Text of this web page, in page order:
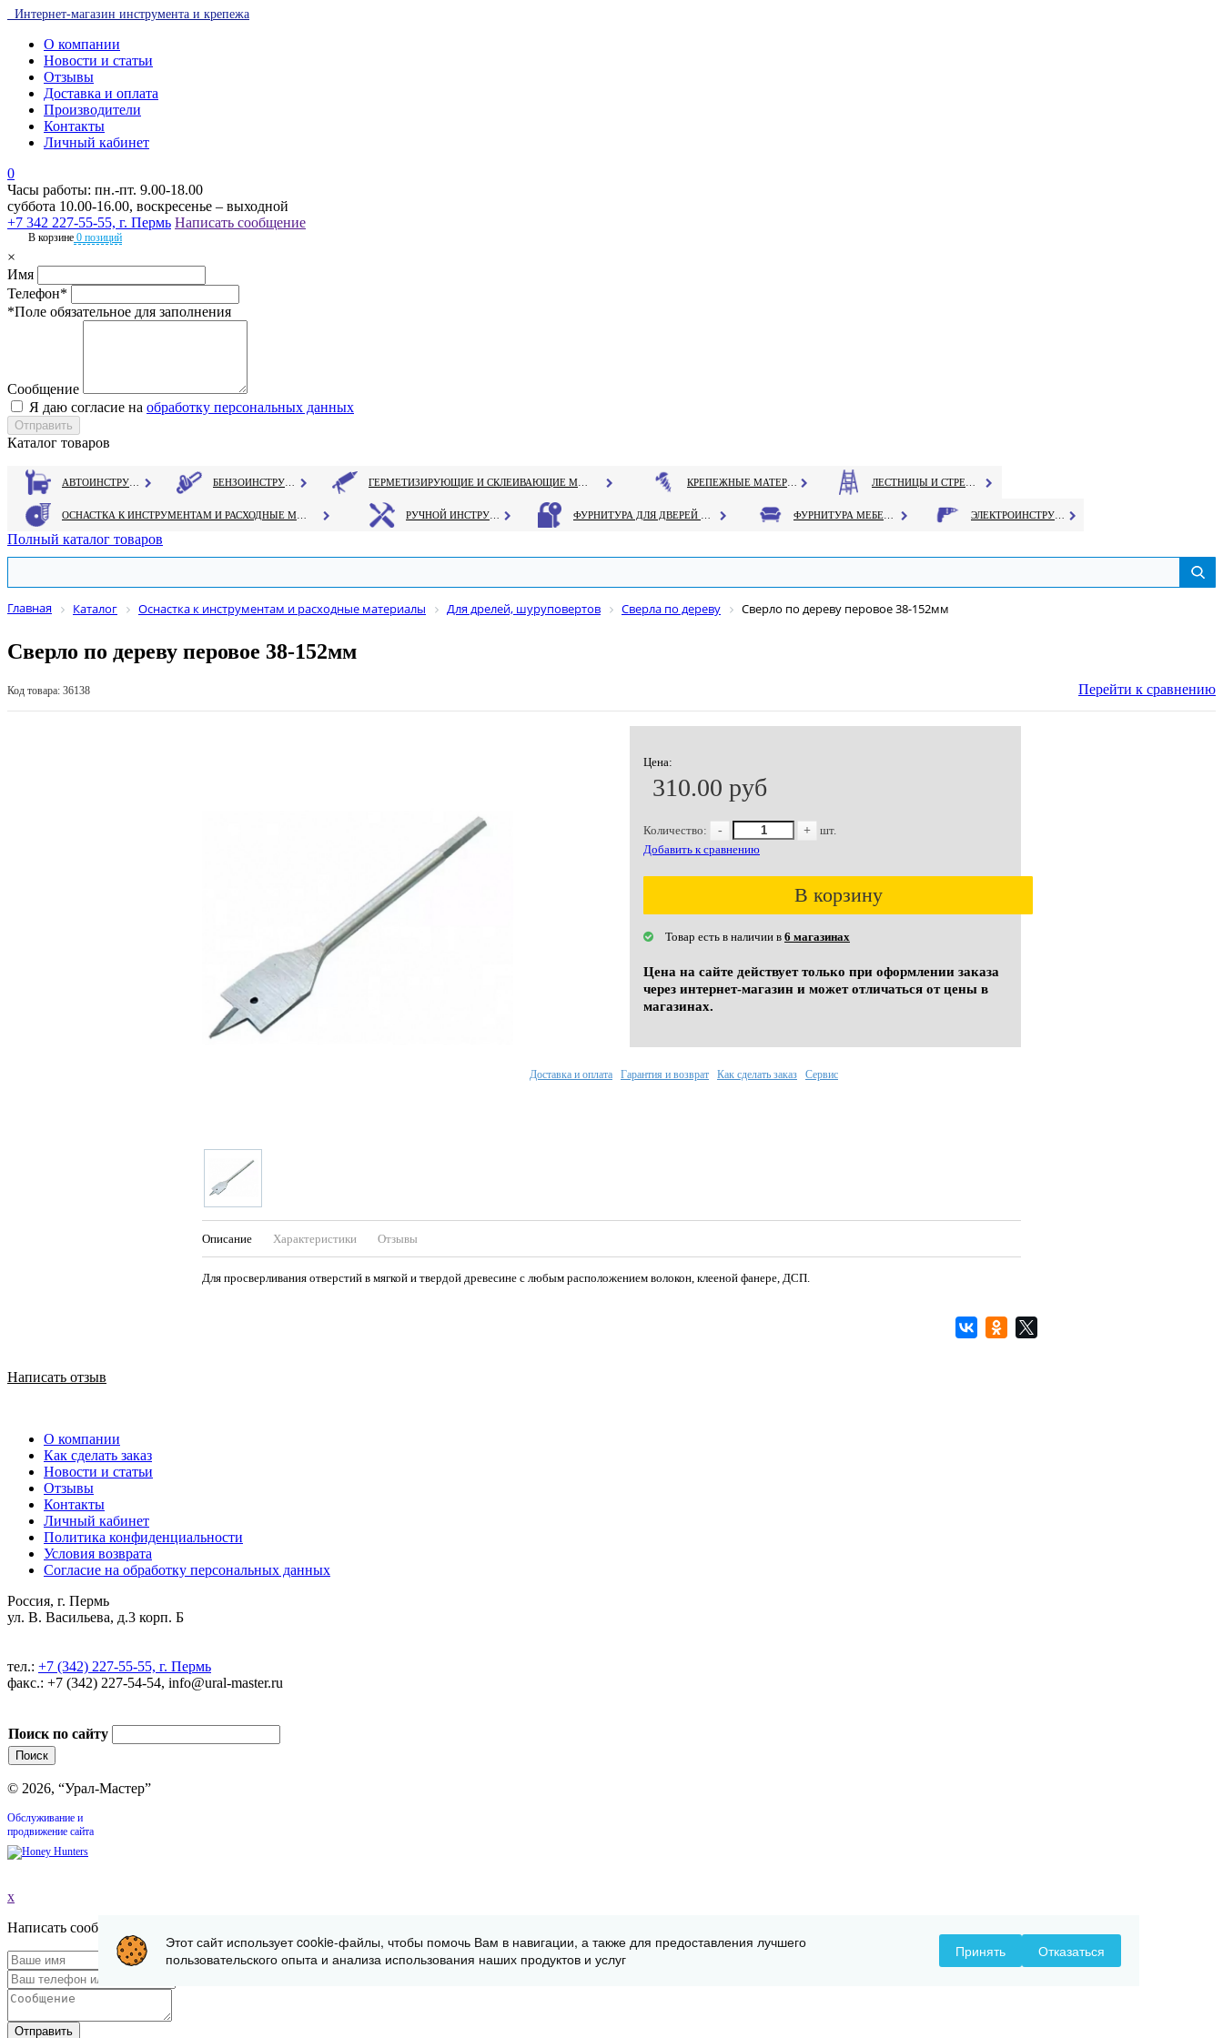
Интернет-магазин инструмента и крепежа
О компании
Новости и статьи
Отзывы
Доставка и оплата
Производители
Контакты
Личный кабинет
0
Часы работы: пн.-пт. 9.00-18.00
суббота 10.00-16.00, воскресенье – выходной
+7 342 227-55-55, г. Пермь Написать сообщение
В корзине 0 позиций
×
Имя
Телефон*
*Поле обязательное для заполнения
Сообщение
Я даю согласие на обработку персональных данных
Каталог товаров
Полный каталог товаров
Главная Каталог Оснастка к инструментам и расходные материалы Для дрелей, шуруповертов Сверла по дереву Сверло по дереву перовое 38-152мм
Сверло по дереву перовое 38-152мм
Код товара: 36138 Перейти к сравнению
Цена:
310.00 руб
Количество: - +
шт.
Добавить к сравнению
В корзину
Товар есть в наличии в 6 магазинах
Цена на сайте действует только при оформлении заказа
через интернет-магазин и может отличаться от цены в
магазинах.
Описание Характеристики Отзывы
Для просверливания отверстий в мягкой и твердой древесине с любым расположением волокон, клееной фанере, ДСП.
Доставка и оплата Гарантия и возврат Как сделать заказ Сервис
Написать отзыв
О компании
Как сделать заказ
Новости и статьи
Отзывы
Контакты
Личный кабинет
Политика конфиденциальности
Условия возврата
Согласие на обработку персональных данных
Россия, г. Пермь
ул. В. Васильева, д.3 корп. Б
тел.: +7 (342) 227-55-55, г. Пермь
факс.: +7 (342) 227-54-54, info@ural-master.ru
Поиск по сайту
© 2026, “Урал-Мастер”
Обслуживание и
продвижение сайта
x
Написать сообщение
Отправить
Этот сайт использует cookie-файлы, чтобы помочь Вам в навигации, а также для предоставления лучшего
пользовательского опыта и анализа использования наших продуктов и услуг
Принять Отказаться